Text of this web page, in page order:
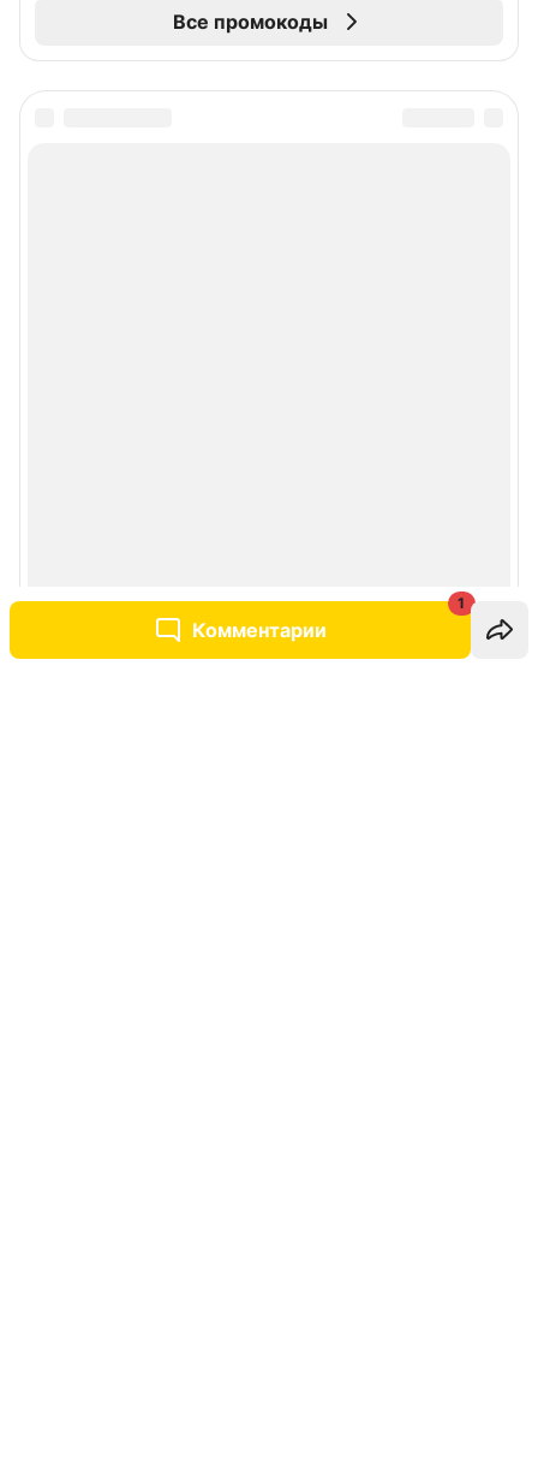
Комментарии
1
Все промокоды